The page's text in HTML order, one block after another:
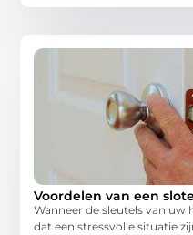
Voordelen van een
Wanneer de sleutels van uw
dat een stressvolle situatie